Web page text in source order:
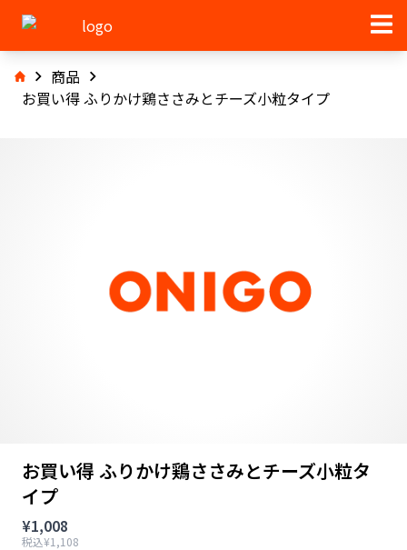
商品
お買い得 ふりかけ鶏ささみとチーズ小粒タイプ
お買い得 ふりかけ鶏ささみとチーズ小粒タ
イプ
¥1,008
税込¥1,108